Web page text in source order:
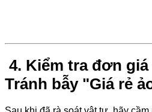
4. Kiểm tra đơn
Tránh bẫy "Giá rẻ